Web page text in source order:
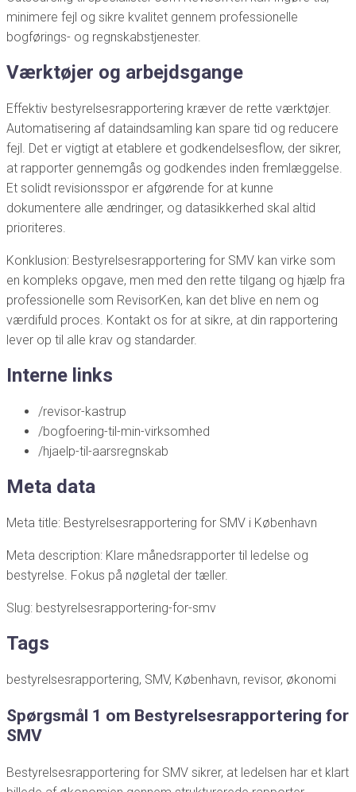
minimere fejl og sikre kvalitet gennem professionelle
bogførings- og regnskabstjenester.
Værktøjer og arbejdsgange
Effektiv bestyrelsesrapportering kræver de rette værktøjer.
Automatisering af dataindsamling kan spare tid og reducere
fejl. Det er vigtigt at etablere et godkendelsesflow, der sikrer,
at rapporter gennemgås og godkendes inden fremlæggelse.
Et solidt revisionsspor er afgørende for at kunne
dokumentere alle ændringer, og datasikkerhed skal altid
prioriteres.
Konklusion: Bestyrelsesrapportering for SMV kan virke som
en kompleks opgave, men med den rette tilgang og hjælp fra
professionelle som RevisorKen, kan det blive en nem og
værdifuld proces. Kontakt os for at sikre, at din rapportering
lever op til alle krav og standarder.
Interne links
/revisor-kastrup
/bogfoering-til-min-virksomhed
/hjaelp-til-aarsregnskab
Meta data
Meta title: Bestyrelsesrapportering for SMV i København
Meta description: Klare månedsrapporter til ledelse og
bestyrelse. Fokus på nøgletal der tæller.
Slug: bestyrelsesrapportering-for-smv
Tags
bestyrelsesrapportering, SMV, København, revisor, økonomi
Spørgsmål 1 om Bestyrelsesrapportering for
SMV
Bestyrelsesrapportering for SMV sikrer, at ledelsen har et klart